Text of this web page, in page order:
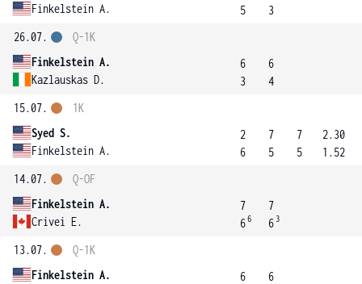
Finkelstein A.
5
3
26.07.
Finkelstein A.
Kazlauskas D.
Q-1K
6
3
6
4
15.07.
Syed S.
Finkelstein A.
1K
2
6
7
5
7
5
2.30
1.52
14.07.
Finkelstein A.
Crivei E.
Q-OF
7
66
7
6 3
13.07.
Finkelstein A.
Q-1K
6
6